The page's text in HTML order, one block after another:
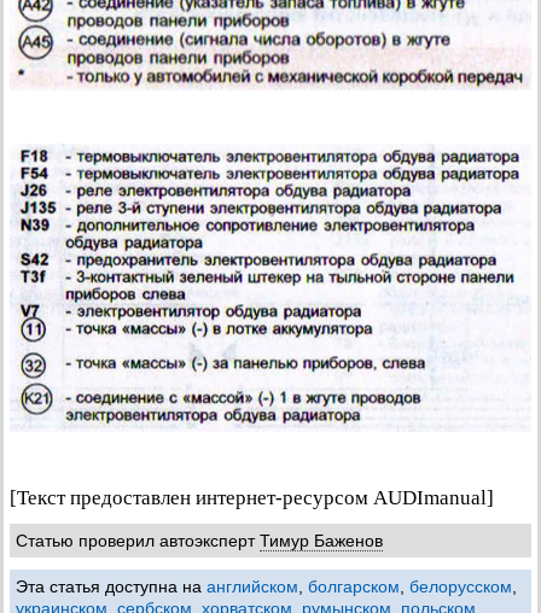
[Текст предоставлен интернет-ресурсом AUDImanual]
Статью проверил автоэкспертТимур Баженов
Эта статья доступна на английском, болгарском, белорусском,
украинском сербском хорватском румынском польском